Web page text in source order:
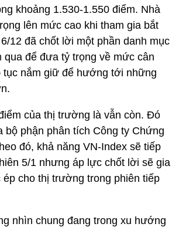
khoảng 1.530-1.550 điểm. Nhà
lên mức cao khi tham gia bắt
12 đã chốt lời một phần danh mục
qua để đưa tỷ trọng về mức cân
tục nắm giữ để hướng tới những
của thị trường là vẫn còn. Đó
bộ phận phân tích Công ty Chứng
đó, khả năng VN-Index sẽ tiếp
5/1 nhưng áp lực chốt lời sẽ gia
cho thị trường trong phiên tiếp
nhìn chung đang trong xu hướng